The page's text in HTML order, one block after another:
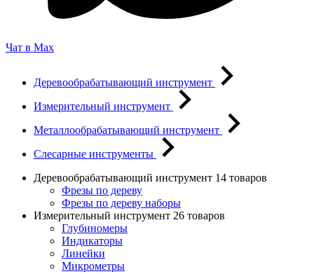
Чат в Max
Деревообрабатывающий инструмент
Измерительный инструмент
Металлообрабатывающий инструмент
Слесарные инструменты
Деревообрабатывающий инструмент 14 товаров
Фрезы по дереву
Фрезы по дереву наборы
Измерительный инструмент 26 товаров
Глубиномеры
Индикаторы
Линейки
Микрометры